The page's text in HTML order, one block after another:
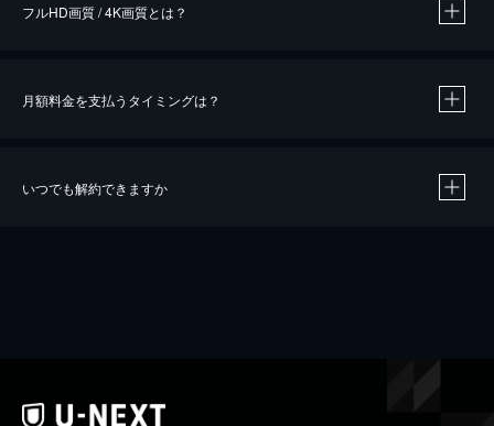
※40％ポイント還元の対象は、クレジットカード決済による作品の購入 / レンタルです。
フルHD画質 / 4K画質とは？
月額料金を支払うタイミングは？
いつでも解約できますか